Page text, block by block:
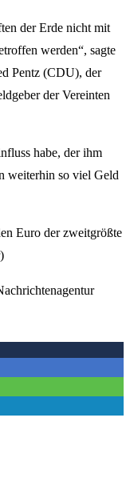
der Erde nicht mit
werden“, sagte
Pentz (CDU), der
der Vereinten
habe, der ihm
weiterhin so viel Geld
Euro der zweitgrößte